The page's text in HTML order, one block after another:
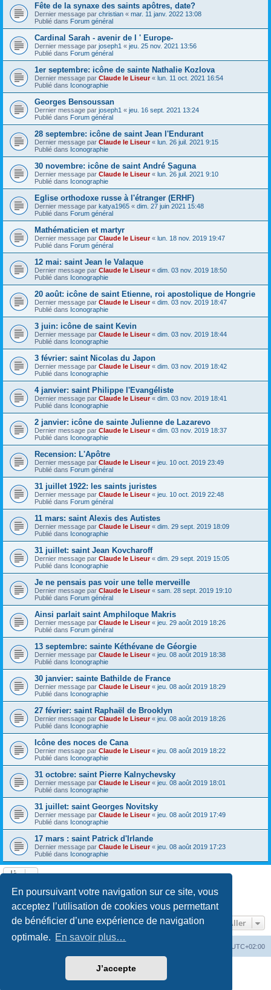
En poursuivant votre navigation sur ce site, vous
acceptez l’utilisation de cookies vous permettant
de bénéficier d’une expérience de navigation
optimale. En savoir plus…
J’accepte
Fête de la synaxe des saints apôtres, date?
Dernier message par christian « mar. 11 janv. 2022 13:08
Publié dans Forum général
Cardinal Sarah - avenir de l ' Europe-
Dernier message par joseph1 « jeu. 25 nov. 2021 13:56
Publié dans Forum général
1er septembre: icône de sainte Nathalie Kozlova
Dernier message par Claude le Liseur« lun. 11 oct. 2021 16:54
Publié dans Iconographie
Georges Bensoussan
Dernier message par joseph1 « jeu. 16 sept. 2021 13:24
Publié dans Forum général
28 septembre: icône de saint Jean l'Endurant
Dernier message par Claude le Liseur« lun. 26 juil. 2021 9:15
Publié dans Iconographie
30 novembre: icône de saint André Șaguna
Dernier message par Claude le Liseur« lun. 26 juil. 2021 9:10
Publié dans Iconographie
Eglise orthodoxe russe à l'étranger (ERHF)
Dernier message par katya1965 « dim. 27 juin 2021 15:48
Publié dans Forum général
Mathématicien et martyr
Dernier message par Claude le Liseur« lun. 18 nov. 2019 19:47
Publié dans Forum général
12 mai: saint Jean le Valaque
Dernier message par Claude le Liseur« dim. 03 nov. 2019 18:50
Publié dans Iconographie
20 août: icône de saint Etienne, roi apostolique de Hongrie
Dernier message par Claude le Liseur« dim. 03 nov. 2019 18:47
Publié dans Iconographie
3 juin: icône de saint Kevin
Dernier message par Claude le Liseur« dim. 03 nov. 2019 18:44
Publié dans Iconographie
3 février: saint Nicolas du Japon
Dernier message par Claude le Liseur« dim. 03 nov. 2019 18:42
Publié dans Iconographie
4 janvier: saint Philippe l'Evangéliste
Dernier message par Claude le Liseur« dim. 03 nov. 2019 18:41
Publié dans Iconographie
2 janvier: icône de sainte Julienne de Lazarevo
Dernier message par Claude le Liseur« dim. 03 nov. 2019 18:37
Publié dans Iconographie
Recension: L'Apôtre
Dernier message par Claude le Liseur« jeu. 10 oct. 2019 23:49
Publié dans Forum général
31 juillet 1922: les saints juristes
Dernier message par Claude le Liseur« jeu. 10 oct. 2019 22:48
Publié dans Forum général
11 mars: saint Alexis des Autistes
Dernier message par Claude le Liseur« dim. 29 sept. 2019 18:09
Publié dans Iconographie
31 juillet: saint Jean Kovcharoff
Dernier message par Claude le Liseur« dim. 29 sept. 2019 15:05
Publié dans Iconographie
Je ne pensais pas voir une telle merveille
Dernier message par Claude le Liseur« sam. 28 sept. 2019 19:10
Publié dans Forum général
Ainsi parlait saint Amphiloque Makris
Dernier message par Claude le Liseur« jeu. 29 août 2019 18:26
Publié dans Forum général
13 septembre: sainte Kéthévane de Géorgie
Dernier message par Claude le Liseur« jeu. 08 août 2019 18:38
Publié dans Iconographie
30 janvier: sainte Bathilde de France
Dernier message par Claude le Liseur« jeu. 08 août 2019 18:29
Publié dans Iconographie
27 février: saint Raphaël de Brooklyn
Dernier message par Claude le Liseur« jeu. 08 août 2019 18:26
Publié dans Iconographie
Icône des noces de Cana
Dernier message par Claude le Liseur« jeu. 08 août 2019 18:22
Publié dans Iconographie
31 octobre: saint Pierre Kalnychevsky
Dernier message par Claude le Liseur« jeu. 08 août 2019 18:01
Publié dans Iconographie
31 juillet: saint Georges Novitsky
Dernier message par Claude le Liseur« jeu. 08 août 2019 17:49
Publié dans Iconographie
17 mars : saint Patrick d'Irlande
Dernier message par Claude le Liseur« jeu. 08 août 2019 17:23
Publié dans Iconographie
Page1sur20
3
Aller
UTC+02:00
phpBB® Forum Software © phpBB Limited
©